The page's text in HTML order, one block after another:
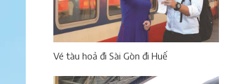
Vé tàu hoả đi Sài Gòn đi Huế